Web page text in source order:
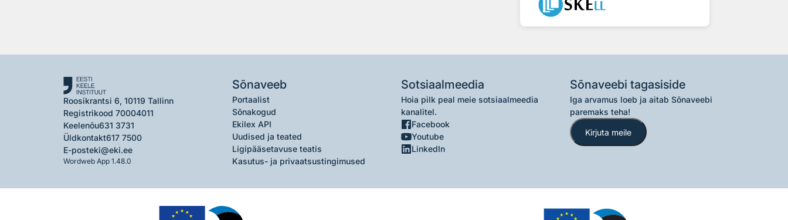
Roosikrantsi 6, 10119 Tallinn
Registrikood 70004011
Keelenõu631 3731
Üldkontakt617 7500
E-posteki@eki.ee
Wordweb App 1.48.0
Sõnaveeb
Portaalist
Sõnakogud
Ekilex API
Uudised ja teated
Ligipääsetavuse teatis
Kasutus- ja privaatsustingimused
Sotsiaalmeedia
Hoia pilk peal meie sotsiaalmeedia
kanalitel.
Facebook
Youtube
LinkedIn
Sõnaveebi tagasiside
Iga arvamus loeb ja aitab Sõnaveebi
paremaks teha!
Kirjuta meile